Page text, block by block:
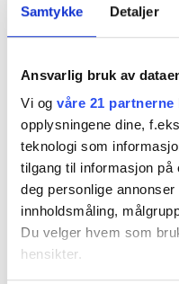
Samtykke Detaljer
Ansvarlig bruk av
Vi og våre 21 partnerne
opplysningene dine,
teknologi som
tilgang til informasjon
deg personlige
innholdsmåling,
Du velger hvem som
hensikter.
På spørsmål fra
er nødvendig, svarer
«Den fysiske
daglig arbeid,
uformell kontakt og
Alle medarbeidere i
som forutsetter at en
arbeidsplassen.»